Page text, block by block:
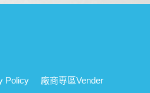
Policy 廠商專區Vender